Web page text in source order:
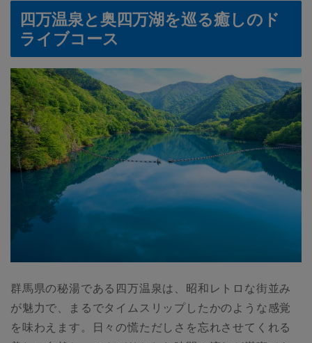
四万温泉と奥四万湖を巡る癒しのド
ライブコース
群馬県の秘湯である四万温泉は、昭和レトロな街並み
が魅力で、まるでタイムスリップしたかのような感覚
を味わえます。日々の慌ただしさを忘れさせてくれる